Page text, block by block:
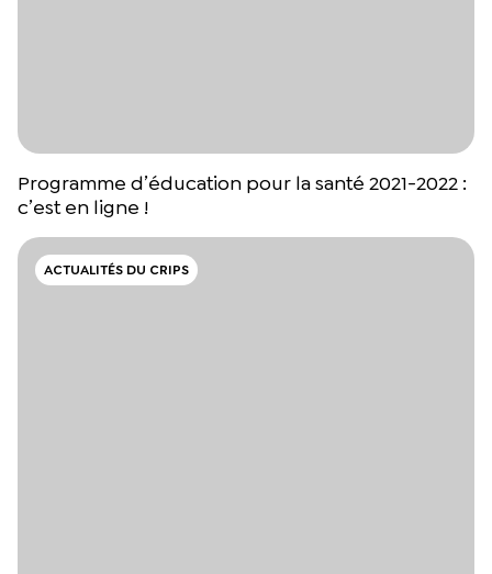
Programme d’éducation pour la santé 2021-2022 :
c’est en ligne !
ACTUALITÉS DU CRIPS